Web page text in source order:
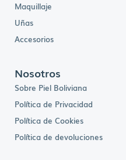
Maquillaje
Uñas
Accesorios
Nosotros
Sobre Piel Boliviana
Política de Privacidad
Política de Cookies
Política de devoluciones